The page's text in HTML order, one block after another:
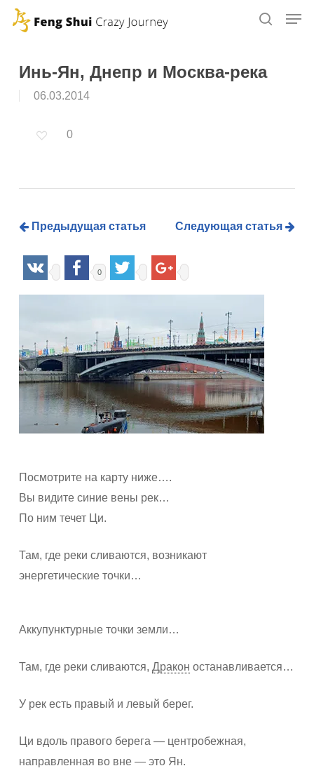
Skip
contentИнь-Ян, Днепр и Москва-река
06.03.2014
0
Предыдущая статья Следующая статья
0
Посмотрите на карту ниже….
Вы видите синие вены рек…
По ним течет Ци.
Там, где реки сливаются, возникают
энергетические точки…
Аккупунктурные точки земли…
Там, где реки сливаются, Дракон останавливается…
У рек есть правый и левый берег.
Ци вдоль правого берега — центробежная,
направленная во вне — это Ян.